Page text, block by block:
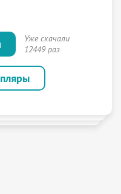
Уже скачали
12449 раз